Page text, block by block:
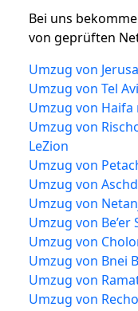
Bei uns
von geprüften
Umzug von
Umzug von Tel
Umzug von Haifa
Umzug von
LeZion
Umzug von
Umzug von
Umzug von
Umzug von Be’er
Umzug von
Umzug von Bnei
Umzug von
Umzug von